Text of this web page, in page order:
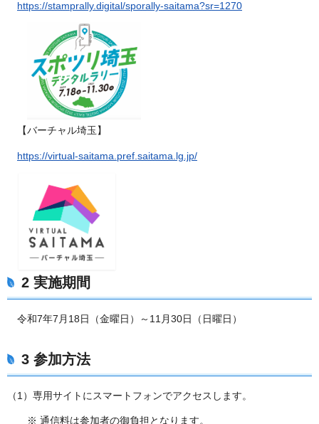
https://stamprally.digital/sporally-saitama?sr=1270
【バーチャル埼玉】
https://virtual-saitama.pref.saitama.lg.jp/
2 実施期間
令和7年7月18日（金曜日）～11月30日（日曜日）
3 参加方法
（1）専用サイトにスマートフォンでアクセスします。
※ 通信料は参加者の御負担となります。